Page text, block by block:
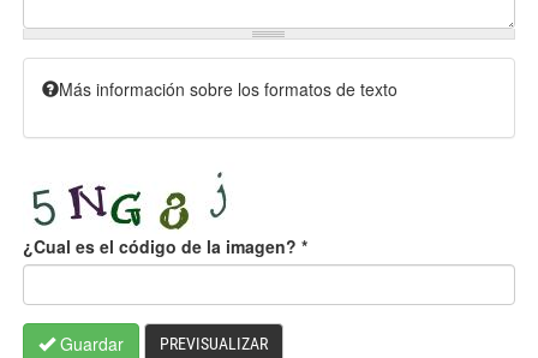
Más información sobre los formatos de texto
¿Cual es el código de la imagen? *
Guardar PREVISUALIZAR